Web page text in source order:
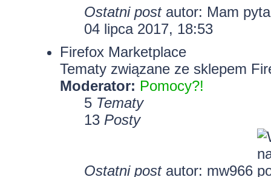
Ostatni postautor: Mam
04 lipca 2017, 18:53
Firefox Marketplace
Tematy związane ze sklepem
Moderator: Pomocy?!
5 Tematy
13 Posty
Ostatni postautor: mw966